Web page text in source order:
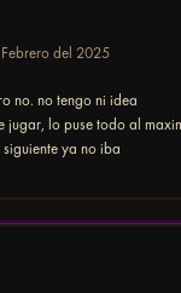
"3"
del 2025
no. no tengo ni idea
jugar, lo puse todo al
ya no iba